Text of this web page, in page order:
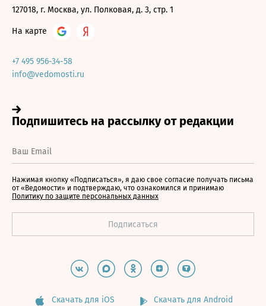
127018, г. Москва, ул. Полковая, д. 3, стр. 1
На карте
+7 495 956-34-58
info@vedomosti.ru
Нажимая кнопку «Подписаться», я даю свое согласие получать письма
от «Ведомости» и подтверждаю, что ознакомился и принимаю
Политику по защите персональных данных
Скачать для iOS Скачать для Android